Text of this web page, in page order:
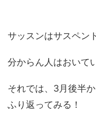
サッスンはサスペン
分からん人はおいて
それでは、3月後半
ふり返ってみる！